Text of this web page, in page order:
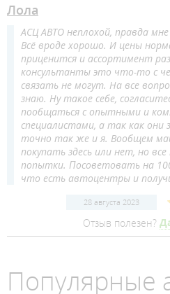
Лола
АСЦ АВТО неплохой, правда мне
Всё вроде хорошо. И цены
приценится и ассортимент
консультанты это что-то с
связать не могут. На все
знаю. Ну такое себе,
пообщаться с опытными и
специалистами, а так как
точно так же и я. Вообщем
покупать здесь или нет, но
попытки. Посоветовать на
что есть автоцентры и
28 августа 2023
Отзыв полезен?
Популярные